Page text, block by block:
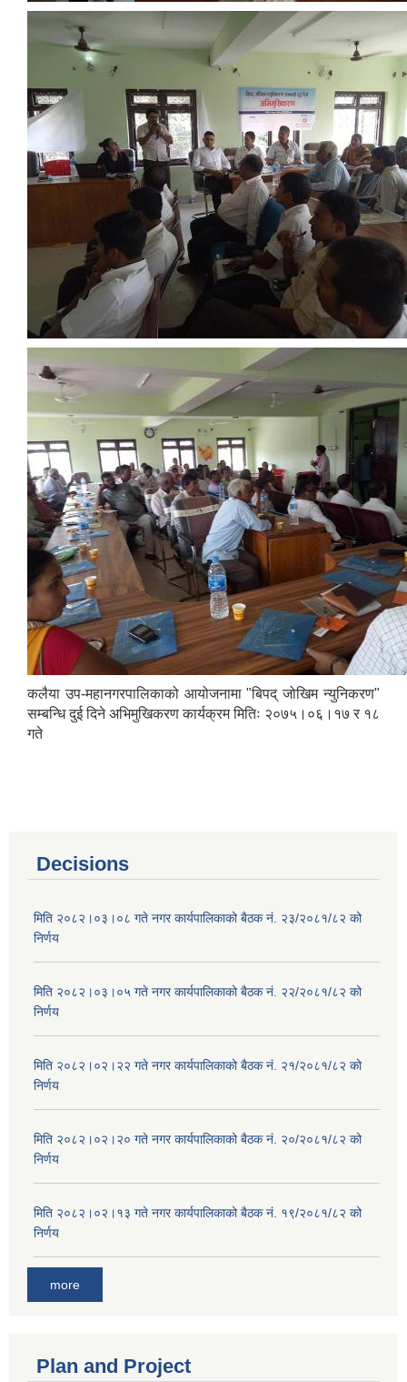
कलैया उप-महानगरपालिकाको आयोजनामा "बिपद् जोखिम न्युनिकरण"
सम्बन्धि दुई दिने अभिमुखिकरण कार्यक्रम मितिः २०७५।०६।१७ र १८
गते
Decisions
मिति २०८२।०३।०८ गते नगर कार्यपालिकाको बैठक नं. २३/२०८१/८२ को
निर्णय
मिति २०८२।०३।०५ गते नगर कार्यपालिकाको बैठक नं. २२/२०८१/८२ को
निर्णय
मिति २०८२।०२।२२ गते नगर कार्यपालिकाको बैठक नं. २१/२०८१/८२ को
निर्णय
मिति २०८२।०२।२० गते नगर कार्यपालिकाको बैठक नं. २०/२०८१/८२ को
निर्णय
मिति २०८२।०२।१३ गते नगर कार्यपालिकाको बैठक नं. १९/२०८१/८२ को
निर्णय
more
Plan and Project